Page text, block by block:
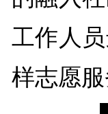
工作人
样志愿